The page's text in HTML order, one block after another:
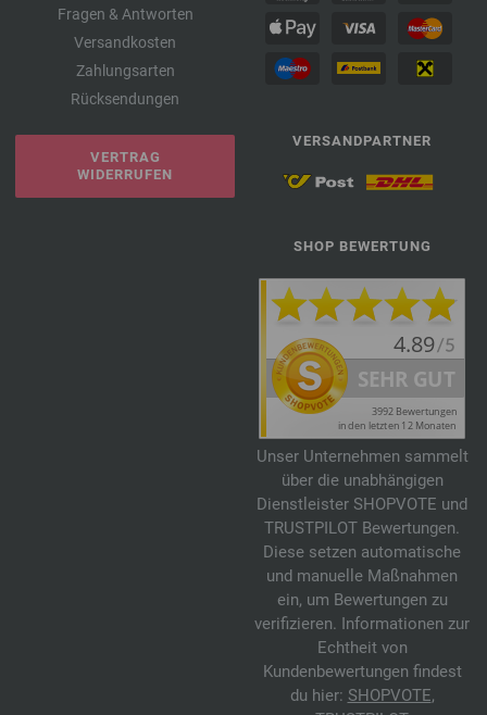
Fragen & Antworten
Versandkosten
Zahlungsarten
Rücksendungen
VERTRAG
WIDERRUFEN
VERSANDPARTNER
SHOP BEWERTUNG
Unser Unternehmen sammelt
über die unabhängigen
Dienstleister SHOPVOTE und
TRUSTPILOT Bewertungen.
Diese setzen automatische
und manuelle Maßnahmen
ein, um Bewertungen zu
verifizieren. Informationen zur
Echtheit von
Kundenbewertungen findest
du hier: SHOPVOTE,